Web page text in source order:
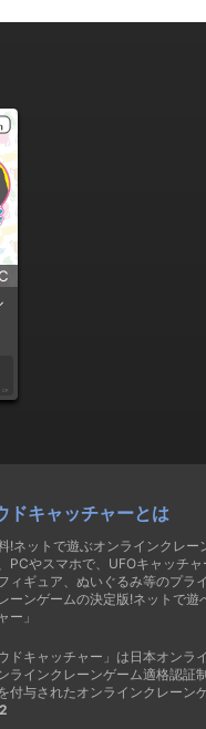
CP
ドキャッチャーとは
!ネットで遊ぶオンラインクレ
PCやスマホで、UFOキャッチ
ィギュア、ぬいぐるみ等のプラ
ーンゲームの決定版!ネットで
ー」
ウドキャッチャー」は日本オン
ラインクレーンゲーム適格認証
付与されたオンラインクレーン